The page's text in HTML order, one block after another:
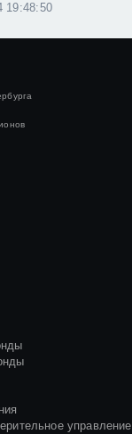
19:48:50
управление